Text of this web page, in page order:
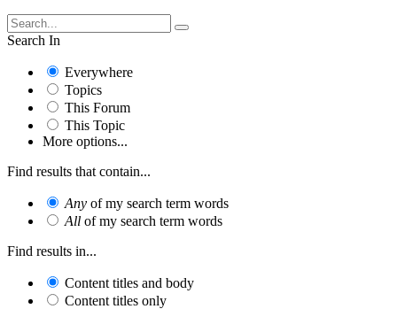
Search In
Everywhere
Topics
This Forum
This Topic
More options...
Find results that contain...
Any of my search term words
All of my search term words
Find results in...
Content titles and body
Content titles only